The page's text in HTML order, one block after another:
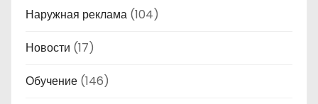
Наружная реклама (104)
Новости (17)
Обучение (146)